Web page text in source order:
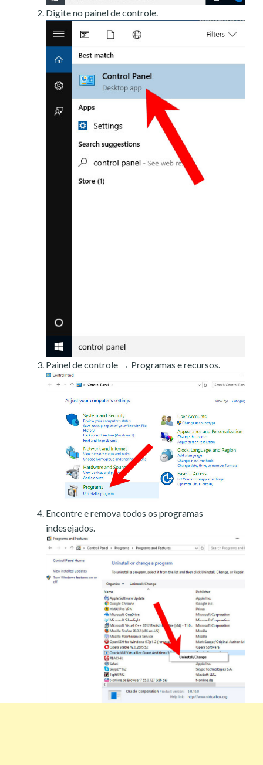
Digite no painel de controle.
Painel de controle → Programas e recursos.
Encontre e remova todos os programas
indesejados.